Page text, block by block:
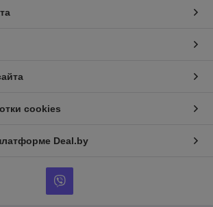
cookies
Deal.by